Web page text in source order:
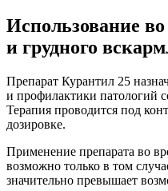
Использование
и грудного
Препарат Курантил 25
и профилактики патологий
Терапия проводится под
дозировке.
Применение препарата во
возможно только в том
значительно превышает